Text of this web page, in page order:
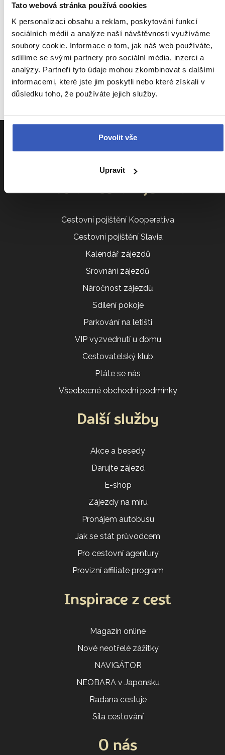
Tato webová stránka používá cookies
K personalizaci obsahu a reklam, poskytování funkcí
sociálních médií a analýze naší návštěvnosti využíváme
soubory cookie. Informace o tom, jak náš web používáte,
sdílíme se svými partnery pro sociální média, inzerci a
analýzy. Partneři tyto údaje mohou zkombinovat s dalšími
informacemi, které jste jim poskytli nebo které získali v
důsledku toho, že používáte jejich služby.
Povolit vše
Upravit
Zasílat newsletter z radynacestu.cz
Jméno, příjmení a email jsou povinné. Vaše osobní
údaje nezneužijeme.
Informace k zájezdům
Cestovní pojištění Kooperativa
Cestovní pojištění Slavia
Kalendář zájezdů
Srovnání zájezdů
Náročnost zájezdů
Sdílení pokoje
Parkování na letišti
VIP vyzvednutí u domu
Cestovatelský klub
Ptáte se nás
Všeobecné obchodní podmínky
Další služby
Akce a besedy
Darujte zájezd
E-shop
Zájezdy na míru
Pronájem autobusu
Jak se stát průvodcem
Pro cestovní agentury
Provizní affiliate program
Inspirace z cest
Magazín online
Nové neotřelé zážitky
NAVIGÁTOR
NEOBARA v Japonsku
Radana cestuje
Síla cestování
O nás